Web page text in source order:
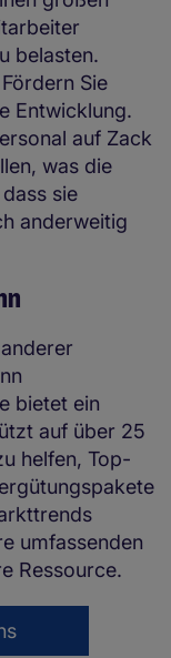
belasten.
Sie
Entwicklung.
auf Zack
was die
sie
anderweitig
bietet ein
auf über 25
helfen, Top-
umfassenden
Ressource.